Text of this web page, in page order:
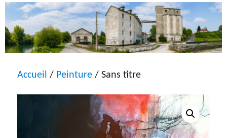
Accueil / Peinture / Sans titre